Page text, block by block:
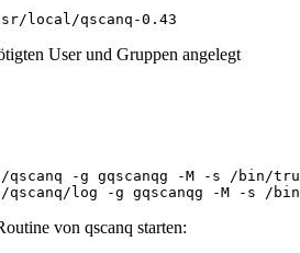
local/qscanq-0.43
User und Gruppen angelegt
-g gqscanqg -M -s /bin/
log -g gqscanqg -M -s /
von qscanq starten: